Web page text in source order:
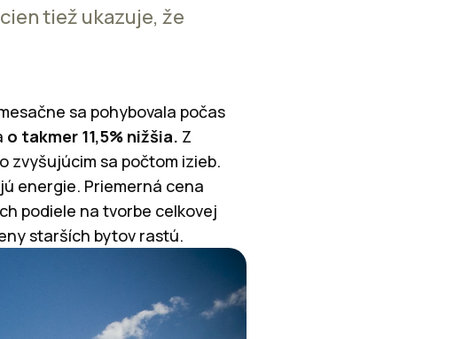
tiež ukazuje, že
sa pohybovala počas
o takmer 11,5% nižšia. Z
zvyšujúcim sa počtom izieb.
energie. Priemerná cena
podiele na tvorbe celkovej
starších bytov rastú.